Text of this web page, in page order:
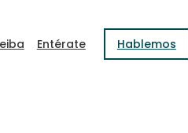
Entérate Hablemos